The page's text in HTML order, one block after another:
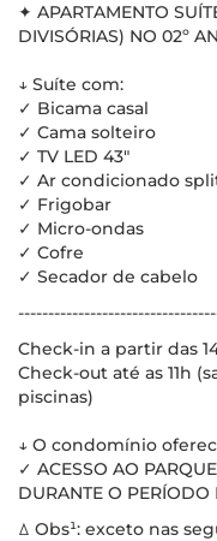
✦ APARTAMENTO
DIVISÓRIAS) NO 02º
↓ Suíte com:
✓ Bicama casal
✓ Cama solteiro
✓ TV LED 43"
✓ Ar condicionado
✓ Frigobar
✓ Micro-ondas
✓ Cofre
✓ Secador de cabelo
Check-in a partir das
Check-out até as 11h
piscinas)
↓ O condomínio
✓ ACESSO AO
DURANTE O PERÍODO
ꕔ Obs¹: exceto nas